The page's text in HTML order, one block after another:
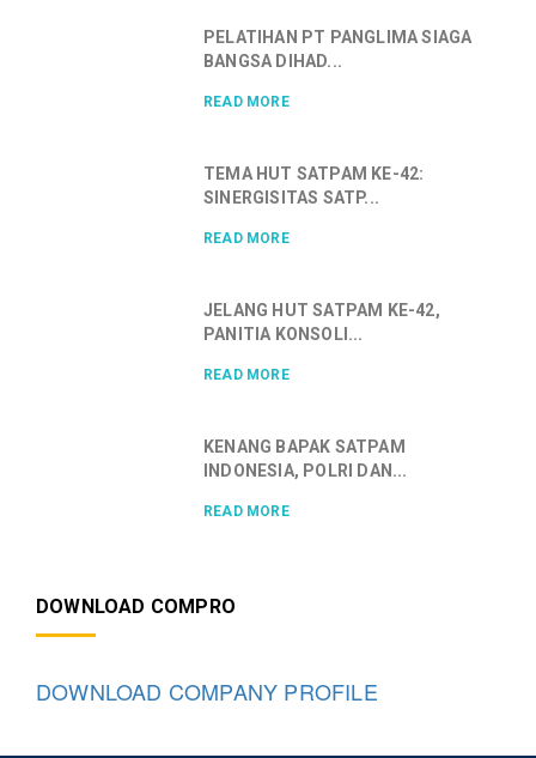
PELATIHAN PT PANGLIMA SIAGA
BANGSA DIHAD...
READ MORE
TEMA HUT SATPAM KE-42:
SINERGISITAS SATP...
READ MORE
JELANG HUT SATPAM KE-42,
PANITIA KONSOLI...
READ MORE
KENANG BAPAK SATPAM
INDONESIA, POLRI DAN...
READ MORE
DOWNLOAD COMPRO
DOWNLOAD COMPANY PROFILE